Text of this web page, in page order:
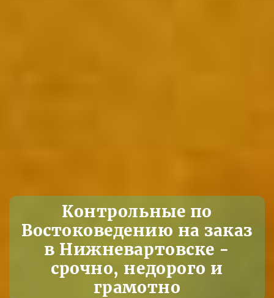
Контрольные по
Востоковедению на заказ
в Нижневартовске -
срочно, недорого и
грамотно